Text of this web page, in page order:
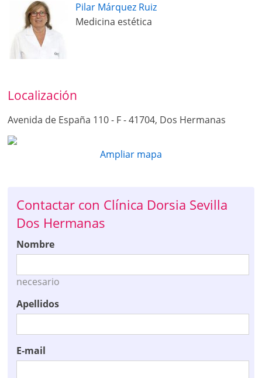
Pilar Márquez Ruiz
Medicina estética
Localización
Avenida de España 110 - F - 41704, Dos Hermanas
Ampliar mapa
Contactar con Clínica Dorsia Sevilla
Dos Hermanas
Nombre
necesario
Apellidos
E-mail